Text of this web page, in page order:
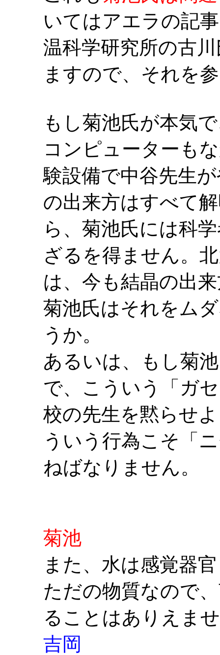
いてはアエラの記
温科学研究所の古
ますので、それを
もし菊池氏が本気
コンピューターも
験設備で中谷先生
の出来方はすべて
ら、菊池氏には科
ざるを得ません。
は、今も結晶の出
菊池氏はそれをム
うか。
あるいは、もし菊
で、こういう「ガ
校の先生を黙らせ
ういう行為こそ「
ねばなりません。
菊池
また、水は感覚器
ただの物質なので
ることはありえま
吉岡